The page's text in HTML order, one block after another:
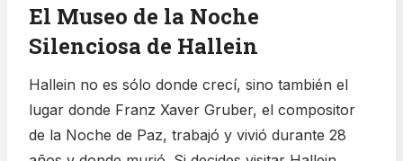
El Museo de la Noche
Silenciosa de Hallein
Hallein no es sólo donde crecí, sino también el
lugar donde Franz Xaver Gruber, el compositor
de la Noche de Paz, trabajó y vivió durante 28